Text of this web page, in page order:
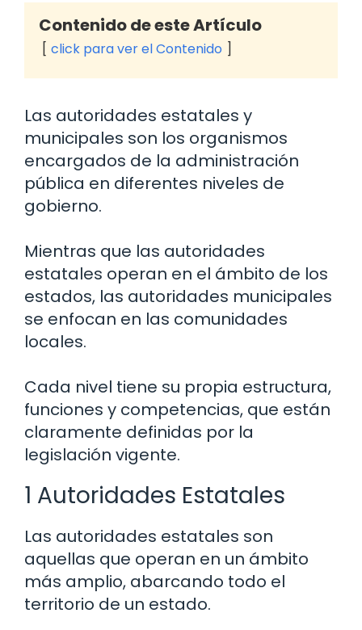
Contenido de este Artículo
click para ver el Contenido
Las autoridades estatales y
municipales son los organismos
encargados de la administración
pública en diferentes niveles de
gobierno.
Mientras que las autoridades
estatales operan en el ámbito de los
estados, las autoridades municipales
se enfocan en las comunidades
locales.
Cada nivel tiene su propia estructura,
funciones y competencias, que están
claramente definidas por la
legislación vigente.
1 Autoridades Estatales
Las autoridades estatales son
aquellas que operan en un ámbito
más amplio, abarcando todo el
territorio de un estado.